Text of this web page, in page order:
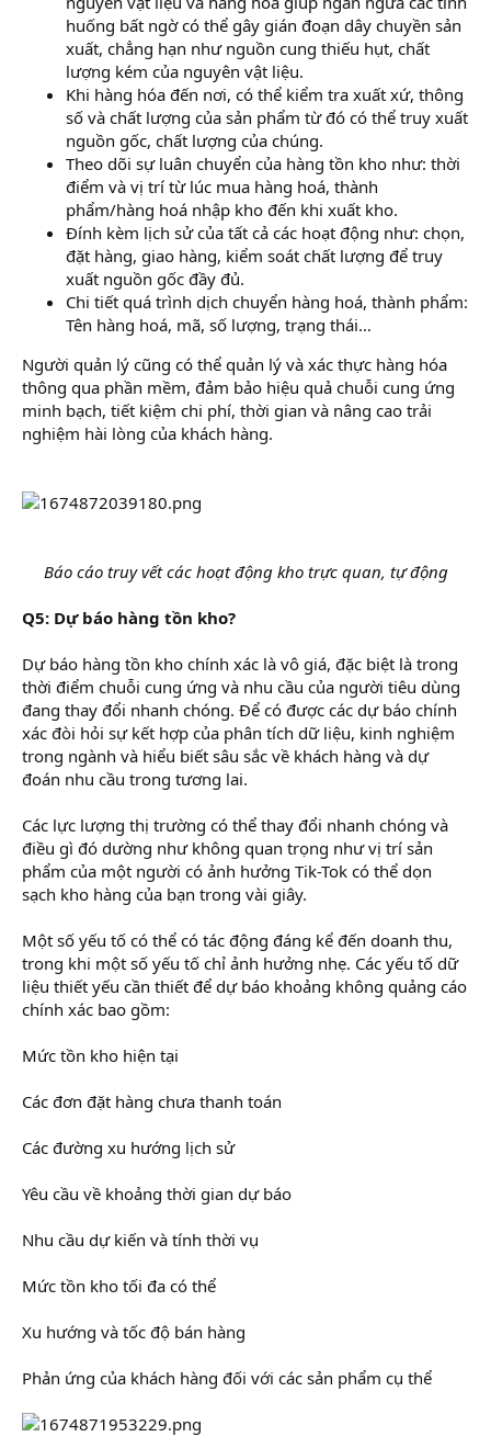
huống bất ngờ có thể gây gián đoạn dây chuyền sản
xuất, chẳng hạn như nguồn cung thiếu hụt, chất
lượng kém của nguyên vật liệu.
Khi hàng hóa đến nơi, có thể kiểm tra xuất xứ, thông
số và chất lượng của sản phẩm từ đó có thể truy xuất
nguồn gốc, chất lượng của chúng.
Theo dõi sự luân chuyển của hàng tồn kho như: thời
điểm và vị trí từ lúc mua hàng hoá, thành
phẩm/hàng hoá nhập kho đến khi xuất kho.
Đính kèm lịch sử của tất cả các hoạt động như: chọn,
đặt hàng, giao hàng, kiểm soát chất lượng để truy
xuất nguồn gốc đầy đủ.
Chi tiết quá trình dịch chuyển hàng hoá, thành phẩm:
Tên hàng hoá, mã, số lượng, trạng thái…
Người quản lý cũng có thể quản lý và xác thực hàng hóa
thông qua phần mềm, đảm bảo hiệu quả chuỗi cung ứng
minh bạch, tiết kiệm chi phí, thời gian và nâng cao trải
nghiệm hài lòng của khách hàng.
Báo cáo truy vết các hoạt động kho trực quan, tự động
Q5: Dự báo hàng tồn kho?
Dự báo hàng tồn kho chính xác là vô giá, đặc biệt là trong
thời điểm chuỗi cung ứng và nhu cầu của người tiêu dùng
đang thay đổi nhanh chóng. Để có được các dự báo chính
xác đòi hỏi sự kết hợp của phân tích dữ liệu, kinh nghiệm
trong ngành và hiểu biết sâu sắc về khách hàng và dự
đoán nhu cầu trong tương lai.
Các lực lượng thị trường có thể thay đổi nhanh chóng và
điều gì đó dường như không quan trọng như vị trí sản
phẩm của một người có ảnh hưởng Tik-Tok có thể dọn
sạch kho hàng của bạn trong vài giây.
Một số yếu tố có thể có tác động đáng kể đến doanh thu,
trong khi một số yếu tố chỉ ảnh hưởng nhẹ. Các yếu tố dữ
liệu thiết yếu cần thiết để dự báo khoảng không quảng cáo
chính xác bao gồm:
Mức tồn kho hiện tại
Các đơn đặt hàng chưa thanh toán
Các đường xu hướng lịch sử
Yêu cầu về khoảng thời gian dự báo
Nhu cầu dự kiến và tính thời vụ
Mức tồn kho tối đa có thể
Xu hướng và tốc độ bán hàng
Phản ứng của khách hàng đối với các sản phẩm cụ thể